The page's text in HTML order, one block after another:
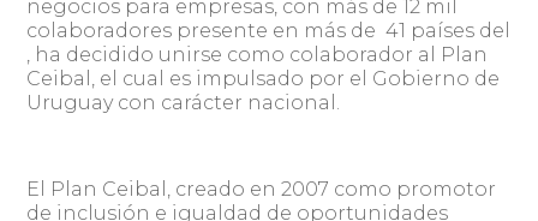
negocios para empresas, con más de 12 mil
colaboradores presente en más de 41 países del
, ha decidido unirse como colaborador al Plan
Ceibal, el cual es impulsado por el Gobierno de
Uruguay con carácter nacional.
El Plan Ceibal, creado en 2007 como promotor
de inclusión e igualdad de oportunidades